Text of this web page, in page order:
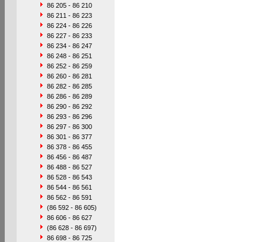
86 205 - 86 210
86 211 - 86 223
86 224 - 86 226
86 227 - 86 233
86 234 - 86 247
86 248 - 86 251
86 252 - 86 259
86 260 - 86 281
86 282 - 86 285
86 286 - 86 289
86 290 - 86 292
86 293 - 86 296
86 297 - 86 300
86 301 - 86 377
86 378 - 86 455
86 456 - 86 487
86 488 - 86 527
86 528 - 86 543
86 544 - 86 561
86 562 - 86 591
(86 592 - 86 605)
86 606 - 86 627
(86 628 - 86 697)
86 698 - 86 725